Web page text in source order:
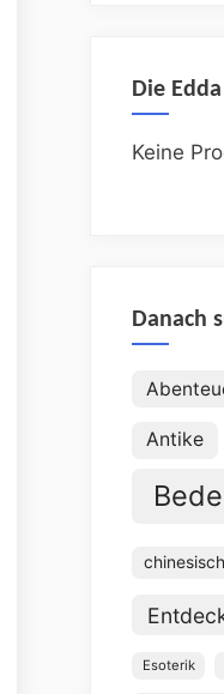
Die Edda
Keine
Danach
Antike
Esoterik